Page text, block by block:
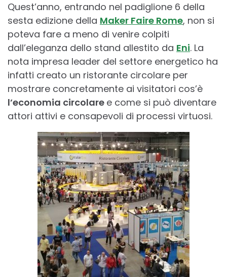
Quest’anno, entrando nel padiglione 6 della
sesta edizione della Maker Faire Rome, non si
poteva fare a meno di venire colpiti
dall’eleganza dello stand allestito da Eni. La
nota impresa leader del settore energetico ha
infatti creato un ristorante circolare per
mostrare concretamente ai visitatori cos’è
l’economia circolare e come si può diventare
attori attivi e consapevoli di processi virtuosi.